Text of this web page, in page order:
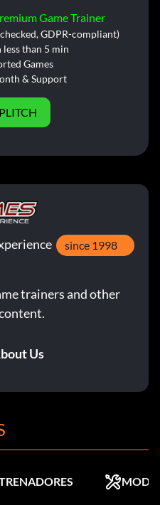
Game Trainer
GDPR-compliant)
less than 5 min
Games
& Support
since 1998
trainers and other
Us
MODS